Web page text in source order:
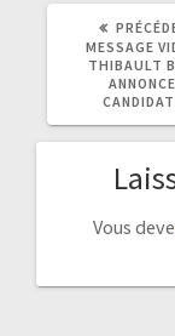
ARTICLE
PRÉCÉDENT
MESSAGE
THIBAULT
ARTICLE
Vous